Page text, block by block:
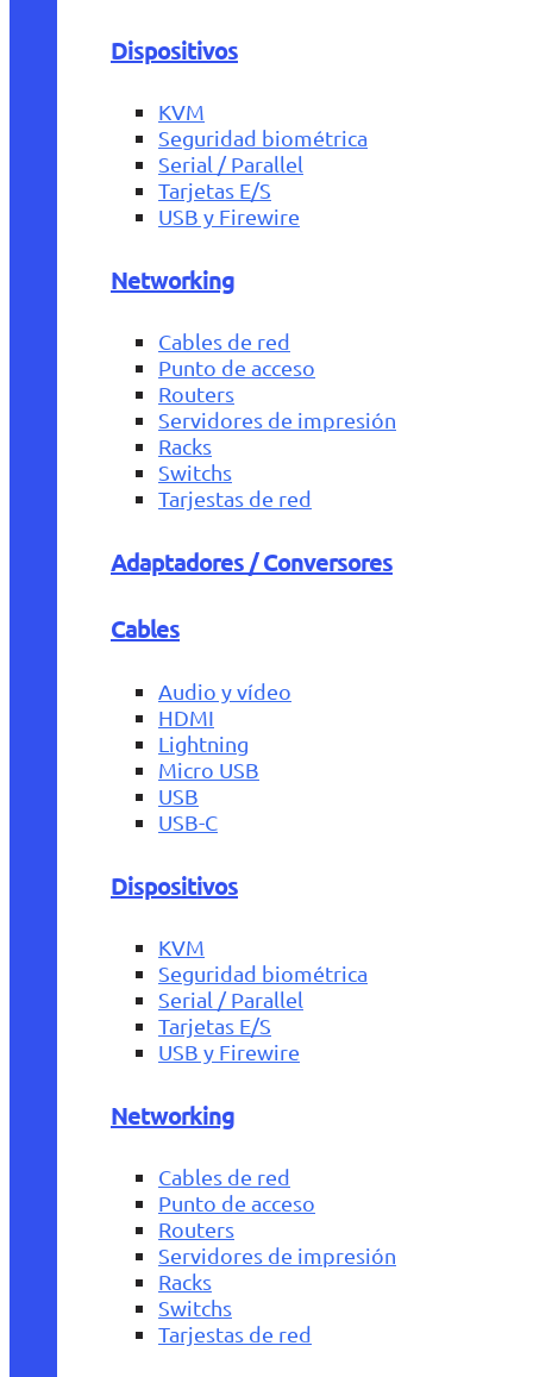
Dispositivos
KVM
Seguridad biométrica
Serial / Parallel
Tarjetas E/S
USB y Firewire
Networking
Cables de red
Punto de acceso
Routers
Servidores de impresión
Racks
Switchs
Tarjestas de red
Adaptadores / Conversores
Cables
Audio y vídeo
HDMI
Lightning
Micro USB
USB
USB-C
Dispositivos
KVM
Seguridad biométrica
Serial / Parallel
Tarjetas E/S
USB y Firewire
Networking
Cables de red
Punto de acceso
Routers
Servidores de impresión
Racks
Switchs
Tarjestas de red